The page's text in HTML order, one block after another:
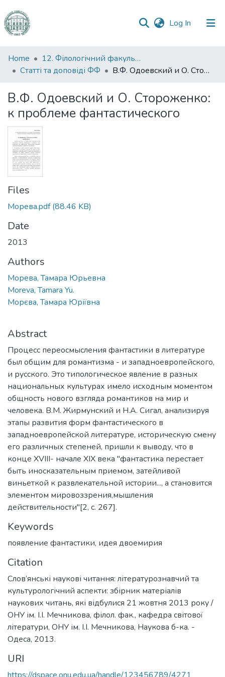
Log In (current)
Communities
&
All of DSpace
Statistics
Home
12. Філологічний факультет
Статті та доповіді ФФ
В.Ф. Одоевский и О. Стороженко: к проблеме фантастического
В.Ф. Одоевский и О. Стороженко:
к проблеме фантастического
Files
Морева.pdf(88.46 KB)
Date
2013
Authors
Морева, Тамара Юрьевна
Moreva, Tamara Yu.
Морєва, Тамара Юріївна
Abstract
Процесс переосмысления фантастики в литературе
был общим для романтизма - и западноевропейского,
и русского. Это типологическое явление в разных
национальных культурах имело исходным моментом
общность нового взгляда романтиков на мир и
человека. В.М. Жирмунский и Н.А. Сигал, анализируя
этапы развития форм фантастического в
западноевропейской литературе, историческую смену
его различных степеней, пришли к выводу, что в
конце XVIII- начале XIX века "фантастика перестает
быть иносказательным приемом, затейливой
виньеткой к развлекательной истории..., а становится
элементом мировоззрения,мышления
действительности"[2, с. 267].
Keywords
появление фантастики, идея двоемирия
Citation
Слов’янські наукові читання: літературознавчий та
культурологічний аспекти: збірник матеріалів
наукових читань, які відбулися 21 жовтня 2013 року /
ОНУ ім. І.І. Мечникова, філол. фак., кафедра світової
літератури, ОНУ ім. І.І. Мечникова, Наукова б-ка. -
Одеса, 2013.
URI